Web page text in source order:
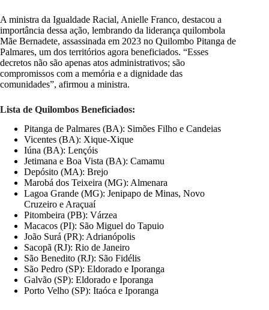
A ministra da Igualdade Racial, Anielle Franco, destacou a
importância dessa ação, lembrando da liderança quilombola
Mãe Bernadete, assassinada em 2023 no Quilombo Pitanga de
Palmares, um dos territórios agora beneficiados. “Esses
decretos não são apenas atos administrativos; são
compromissos com a memória e a dignidade das
comunidades”, afirmou a ministra.
Lista de Quilombos Beneficiados:
Pitanga de Palmares (BA): Simões Filho e Candeias
Vicentes (BA): Xique-Xique
Iúna (BA): Lençóis
Jetimana e Boa Vista (BA): Camamu
Depósito (MA): Brejo
Marobá dos Teixeira (MG): Almenara
Lagoa Grande (MG): Jenipapo de Minas, Novo
Cruzeiro e Araçuaí
Pitombeira (PB): Várzea
Macacos (PI): São Miguel do Tapuio
João Surá (PR): Adrianópolis
Sacopã (RJ): Rio de Janeiro
São Benedito (RJ): São Fidélis
São Pedro (SP): Eldorado e Iporanga
Galvão (SP): Eldorado e Iporanga
Porto Velho (SP): Itaóca e Iporanga